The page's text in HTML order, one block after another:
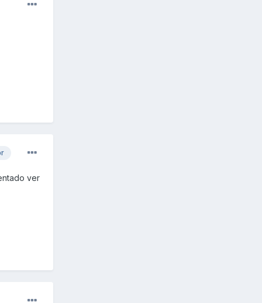
ver